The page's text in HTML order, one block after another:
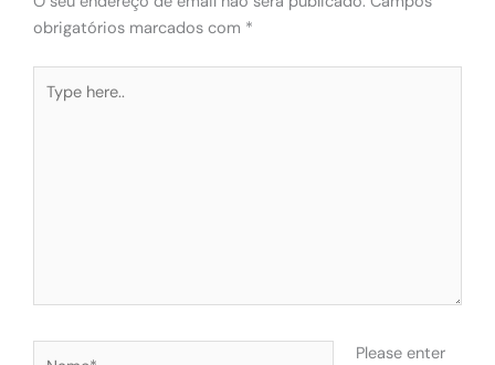
obrigatórios marcados com *
here..
Please enter